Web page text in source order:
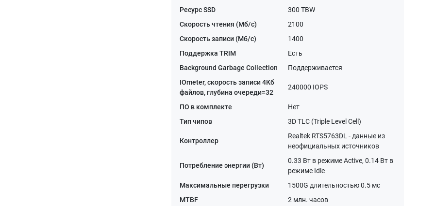
Ресурс SSD
300 TBW
Скорость чтения (Мб/с)
2100
Скорость записи (Мб/с)
1400
Поддержка TRIM
Есть
Background Garbage Collection
Поддерживается
IOmeter, скорость записи 4Кб
файлов, глубина очереди=32
240000 IOPS
ПО в комплекте
Нет
Тип чипов
3D TLC (Triple Level Cell)
Контроллер
Realtek RTS5763DL - данные из
неофициальных источников
Потребление энергии (Вт)
0.33 Вт в режиме Active, 0.14 Вт в
режиме Idle
Максимальные перегрузки
1500G длительностью 0.5 мс
MTBF
2 млн. часов